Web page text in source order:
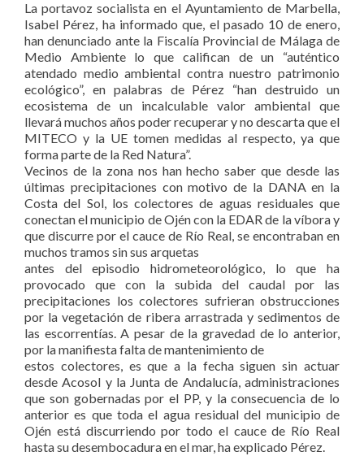
La portavoz socialista en el Ayuntamiento de Marbella,
Isabel Pérez, ha informado que, el pasado 10 de enero,
han denunciado ante la Fiscalía Provincial de Málaga de
Medio Ambiente lo que califican de un “auténtico
atendado medio ambiental contra nuestro patrimonio
ecológico”, en palabras de Pérez “han destruido un
ecosistema de un incalculable valor ambiental que
llevará muchos años poder recuperar y no descarta que el
MITECO y la UE tomen medidas al respecto, ya que
forma parte de la Red Natura”.
Vecinos de la zona nos han hecho saber que desde las
últimas precipitaciones con motivo de la DANA en la
Costa del Sol, los colectores de aguas residuales que
conectan el municipio de Ojén con la EDAR de la víbora y
que discurre por el cauce de Río Real, se encontraban en
muchos tramos sin sus arquetas
antes del episodio hidrometeorológico, lo que ha
provocado que con la subida del caudal por las
precipitaciones los colectores sufrieran obstrucciones
por la vegetación de ribera arrastrada y sedimentos de
las escorrentías. A pesar de la gravedad de lo anterior,
por la manifiesta falta de mantenimiento de
estos colectores, es que a la fecha siguen sin actuar
desde Acosol y la Junta de Andalucía, administraciones
que son gobernadas por el PP, y la consecuencia de lo
anterior es que toda el agua residual del municipio de
Ojén está discurriendo por todo el cauce de Río Real
hasta su desembocadura en el mar, ha explicado Pérez.